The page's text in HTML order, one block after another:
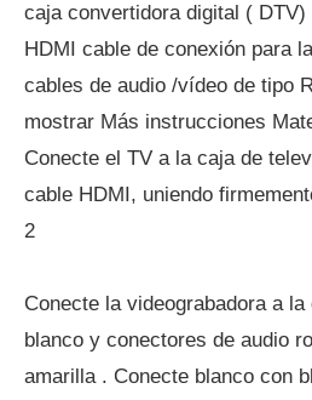
caja convertidora digital ( DTV)
HDMI cable de conexión para
cables de audio /vídeo de tipo
mostrar Más instrucciones
Conecte el TV a la caja de
cable HDMI, uniendo
2
Conecte la videograbadora a
blanco y conectores de audio
amarilla . Conecte blanco con